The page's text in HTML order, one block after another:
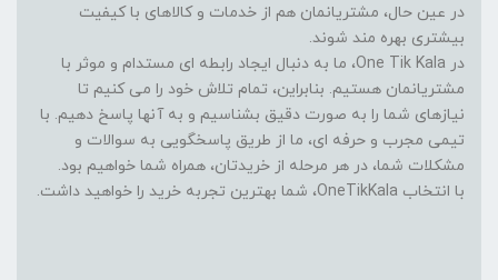
در عین حال، مشتریانمان هم از خدمات و کالاهای با کیفیت
بیشتری بهره مند شوند.
در One Tik Kala، ما به دنبال ایجاد رابطه ای مستدام و موثر با
مشتریانمان هستیم. بنابراین، تمام تلاش خود را می کنیم تا
نیازهای شما را به صورت دقیق بشناسیم و به آنها پاسخ دهیم. با
تیمی مجرب و حرفه ای، ما از طریق پاسخگویی به سوالات و
مشکلات شما، در هر مرحله از خریدتان، همراه شما خواهیم بود.
با انتخاب OneTikKala، شما بهترین تجربه خرید را خواهید داشت.